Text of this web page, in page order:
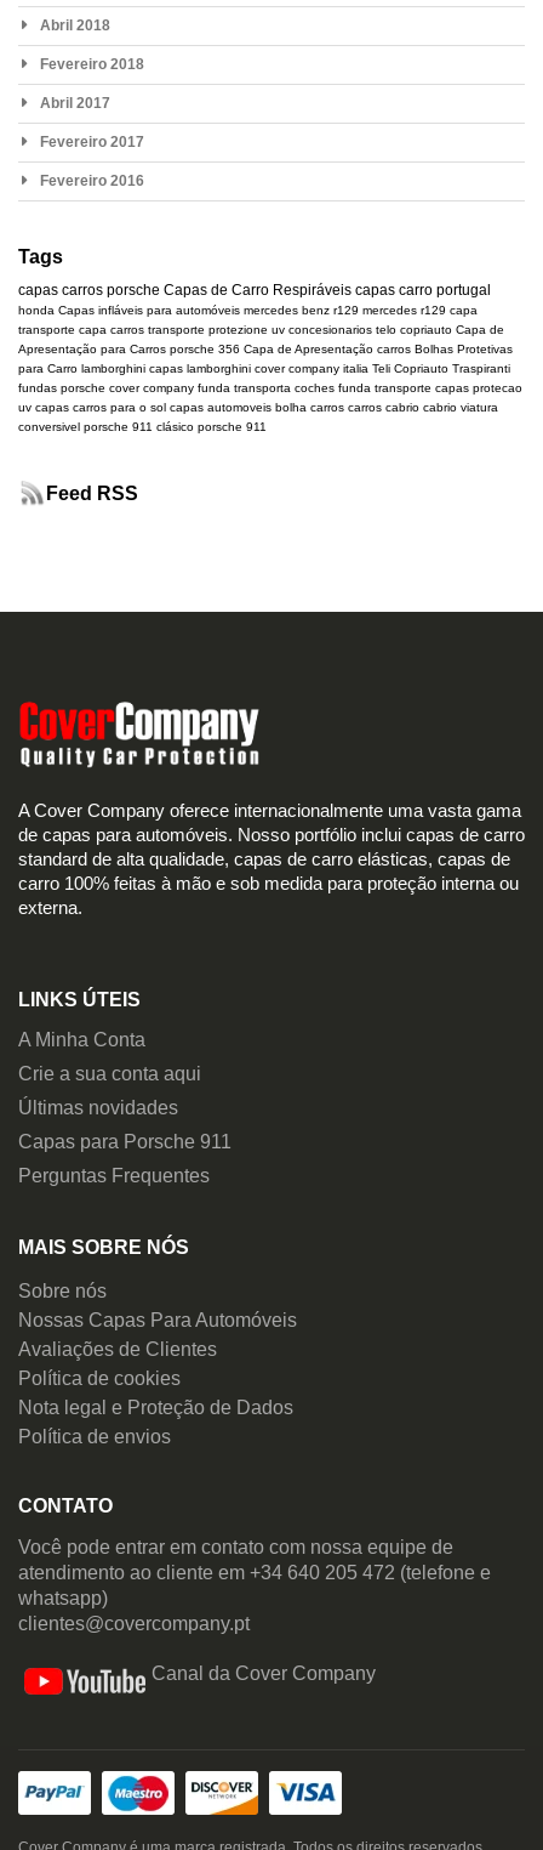
Abril 2018
Fevereiro 2018
Abril 2017
Fevereiro 2017
Fevereiro 2016
Tags
capas carros porsche Capas de Carro Respiráveis capas carro portugal
honda Capas infláveis para automóveis mercedes benz r129 mercedes r129 capa
transporte capa carros transporte protezione uv concesionarios telo copriauto Capa de
Apresentação para Carros porsche 356 Capa de Apresentação carros Bolhas Protetivas
para Carro lamborghini capas lamborghini cover company italia Teli Copriauto Traspiranti
fundas porsche cover company funda transporta coches funda transporte capas protecao
uv capas carros para o sol capas automoveis bolha carros carros cabrio cabrio viatura
conversivel porsche 911 clásico porsche 911
Feed RSS
A Cover Company oferece internacionalmente uma vasta gama
de capas para automóveis. Nosso portfólio inclui capas de carro
standard de alta qualidade, capas de carro elásticas, capas de
carro 100% feitas à mão e sob medida para proteção interna ou
externa.
LINKS ÚTEIS
A Minha Conta
Crie a sua conta aqui
Últimas novidades
Capas para Porsche 911
Perguntas Frequentes
MAIS SOBRE NÓS
Sobre nós
Nossas Capas Para Automóveis
Avaliações de Clientes
Política de cookies
Nota legal e Proteção de Dados
Política de envios
CONTATO
Você pode entrar em contato com nossa equipe de
atendimento ao cliente em +34 640 205 472 (telefone e
whatsapp)
clientes@covercompany.pt
Canal da Cover Company